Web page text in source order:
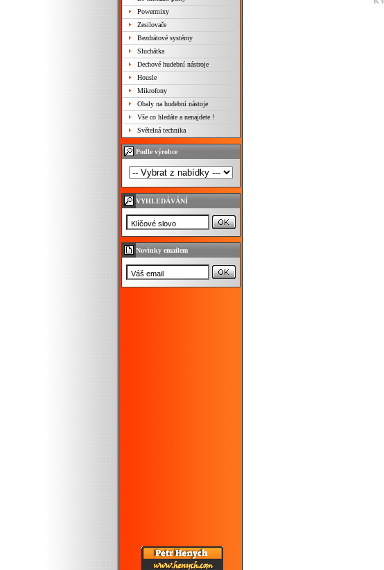
Powermixy
Zesilovače
Bezdrátové systémy
Sluchátka
Dechové hudební nástroje
Housle
Mikrofony
Obaly na hudební nástoje
Vše co hledáte a nenajdete !
Světelná technika
Podle výrobce
VYHLEDÁVÁNÍ
Novinky emailem